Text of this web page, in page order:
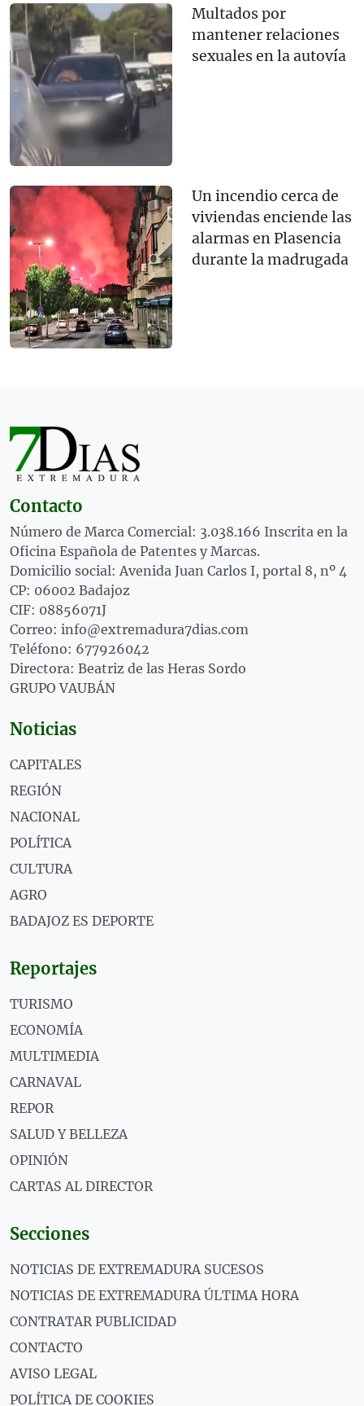
Multados por
mantener relaciones
sexuales en la autovía
Un incendio cerca de
viviendas enciende las
alarmas en Plasencia
durante la madrugada
Contacto
Número de Marca Comercial: 3.038.166 Inscrita en la
Oficina Española de Patentes y Marcas.
Domicilio social: Avenida Juan Carlos I, portal 8, nº 4
CP: 06002 Badajoz
CIF: 08856071J
Correo: info@extremadura7dias.com
Teléfono: 677926042
Directora: Beatriz de las Heras Sordo
GRUPO VAUBÁN
Noticias
CAPITALES
REGIÓN
NACIONAL
POLÍTICA
CULTURA
AGRO
BADAJOZ ES DEPORTE
Reportajes
TURISMO
ECONOMÍA
MULTIMEDIA
CARNAVAL
REPOR
SALUD Y BELLEZA
OPINIÓN
CARTAS AL DIRECTOR
Secciones
NOTICIAS DE EXTREMADURA SUCESOS
NOTICIAS DE EXTREMADURA ÚLTIMA HORA
CONTRATAR PUBLICIDAD
CONTACTO
AVISO LEGAL
POLÍTICA DE COOKIES